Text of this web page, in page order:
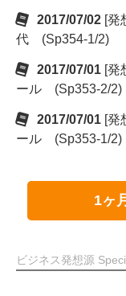
2017/07/02 [発
代 (Sp354-1/2)
2017/07/01 [発
ール (Sp353-2/2)
2017/07/01 [発
ール (Sp353-1/2)
1ヶ
ビジネス発想源